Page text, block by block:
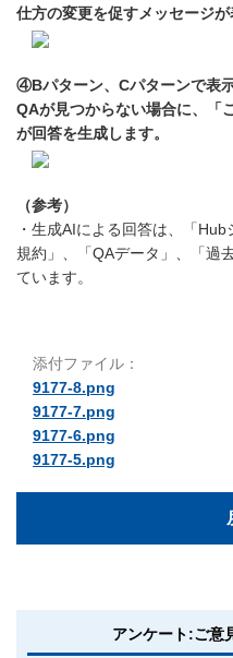
仕方の変更を促すメッセージが
④Bパターン、Cパターンで表
QAが見つからない場合に、「
が回答を生成します。
（参考）
・生成AIによる回答は、「
規約」、「QAデータ」、「過
ています。
添付ファイル：
9177-8.png
9177-7.png
9177-6.png
9177-5.png
アンケート:ご意